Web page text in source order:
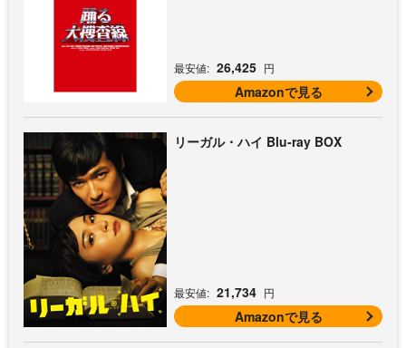
最安値: 26,425 円
Amazonで見る
リーガル・ハイ Blu-ray BOX
最安値: 21,734 円
Amazonで見る